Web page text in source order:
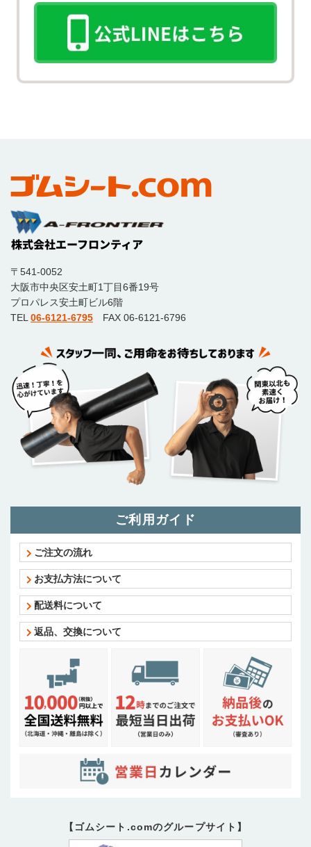
〒541-0052
大阪市中央区安土町1丁目6番19号
プロパレス安土町ビル6階
TEL 06-6121-6795 FAX 06-6121-6796
ご利用ガイド
ご注文の流れ
お支払方法について
配送料について
返品、交換について
【ゴムシート.comのグループサイト】